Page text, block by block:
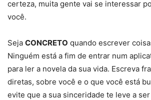
certeza, muita gente vai se interessar
você.
Seja CONCRETO quando escrever
Ninguém está a fim de entrar num
para ler a novela da sua vida. Escreva
diretas, sobre você e o que você está
evite que a sua sinceridade te leve a